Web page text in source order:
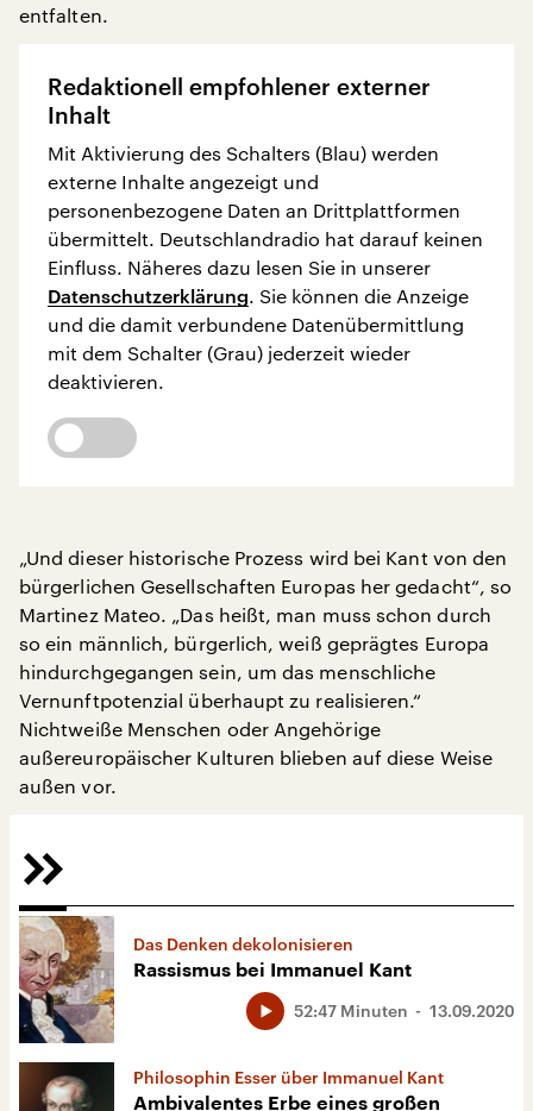
entfalten.
Redaktionell empfohlener externer
Inhalt
Mit Aktivierung des Schalters (Blau) werden
externe Inhalte angezeigt und
personenbezogene Daten an Drittplattformen
übermittelt. Deutschlandradio hat darauf keinen
Einfluss. Näheres dazu lesen Sie in unserer
Datenschutzerklärung. Sie können die Anzeige
und die damit verbundene Datenübermittlung
mit dem Schalter (Grau) jederzeit wieder
deaktivieren.
„Und dieser historische Prozess wird bei Kant von den
bürgerlichen Gesellschaften Europas her gedacht“, so
Martinez Mateo. „Das heißt, man muss schon durch
so ein männlich, bürgerlich, weiß geprägtes Europa
hindurchgegangen sein, um das menschliche
Vernunftpotenzial überhaupt zu realisieren.“
Nichtweiße Menschen oder Angehörige
außereuropäischer Kulturen blieben auf diese Weise
außen vor.
Das Denken dekolonisieren
Rassismus bei Immanuel Kant
13.09.2020
52:47 Minuten
Philosophin Esser über Immanuel Kant
Ambivalentes Erbe eines großen